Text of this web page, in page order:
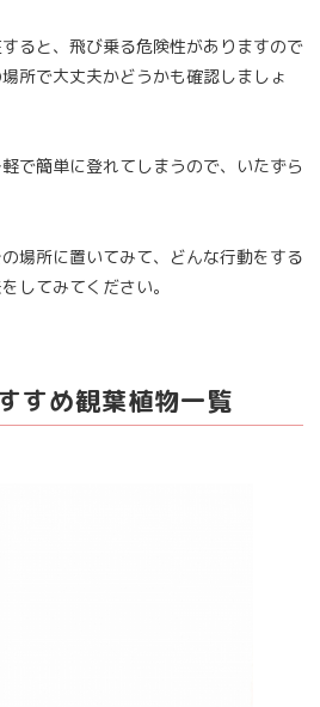
ると、飛び乗る危険性がありますので
所で大丈夫かどうかも確認しましょ
で簡単に登れてしまうので、いたずら
場所に置いてみて、どんな行動をする
してみてください。
すめ観葉植物一覧